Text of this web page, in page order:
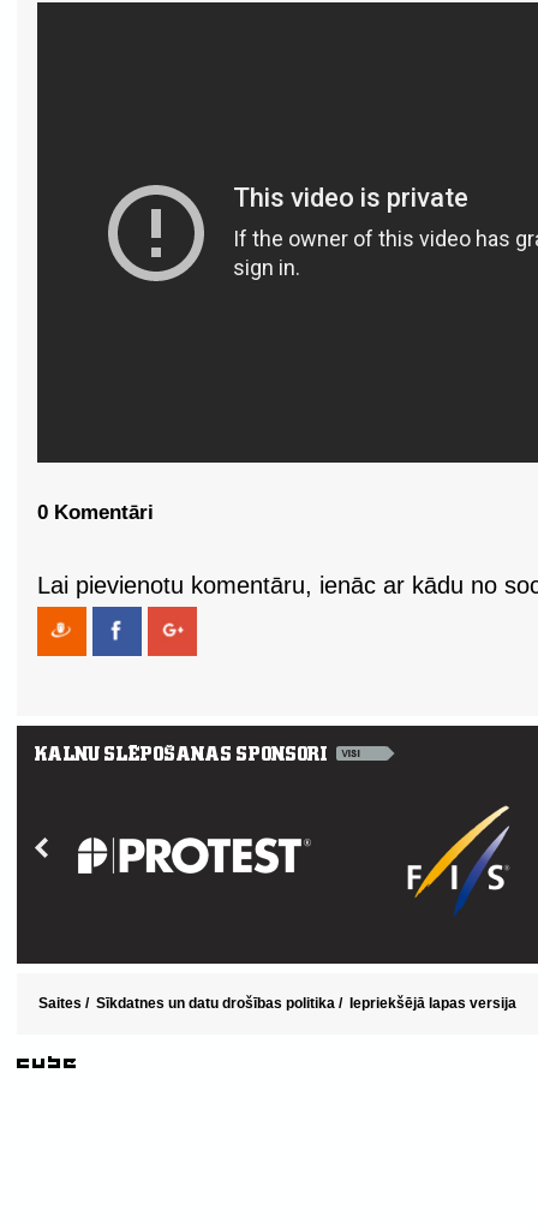
0 Komentāri
Lai pievienotu komentāru, ienāc ar kādu no
Saites / Sīkdatnes un datu drošības politika / Iepriekšējā lapas versija